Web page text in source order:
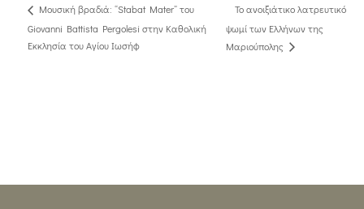
Μουσική βραδιά: “Stabat Mater” του
Giovanni Battista Pergolesi στην Καθολική
Εκκλησία του Αγίου Ιωσήφ
Το ανοιξιάτικο λατρευτικό
ψωμί των Ελλήνων της
Μαριούπολης